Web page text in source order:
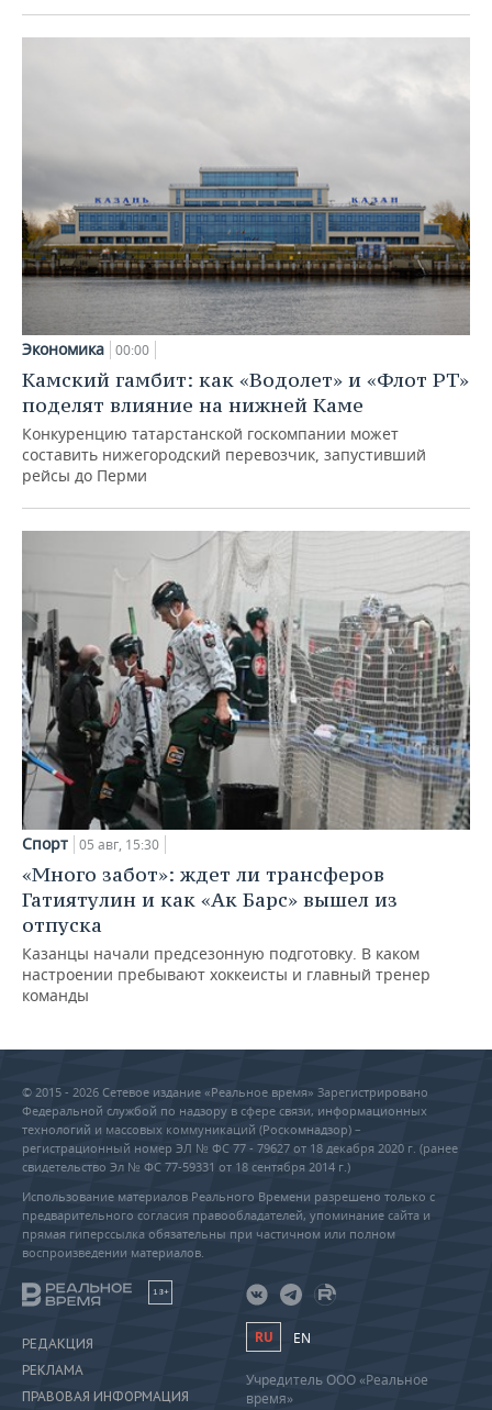
Экономика 00:00
Камский гамбит: как «Водолет» и «Флот РТ»
поделят влияние на нижней Каме
Конкуренцию татарстанской госкомпании может
составить нижегородский перевозчик, запустивший
рейсы до Перми
Спорт 05 авг, 15:30
«Много забот»: ждет ли трансферов
Гатиятулин и как «Ак Барс» вышел из
отпуска
Казанцы начали предсезонную подготовку. В каком
настроении пребывают хоккеисты и главный тренер
команды
© 2015 - 2026 Сетевое издание «Реальное время» Зарегистрировано
Федеральной службой по надзору в сфере связи, информационных
технологий и массовых коммуникаций (Роскомнадзор) –
регистрационный номер ЭЛ № ФС 77 - 79627 от 18 декабря 2020 г. (ранее
свидетельство Эл № ФС 77-59331 от 18 сентября 2014 г.)
Использование материалов Реального Времени разрешено только с
предварительного согласия правообладателей, упоминание сайта и
прямая гиперссылка обязательны при частичном или полном
воспроизведении материалов.
18+
РЕДАКЦИЯ
РЕКЛАМА
ПРАВОВАЯ ИНФОРМАЦИЯ
RU EN
Учредитель ООО «Реальное
время»